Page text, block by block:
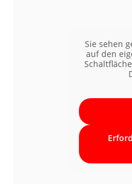
Sie sehen
auf den